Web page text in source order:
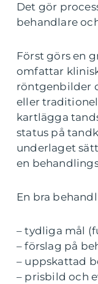
Det gör
behandlare
Först görs en
omfattar
röntgenbilder
eller
kartlägga
status på
underlaget
en
En bra
– tydliga mål
– förslag på
– uppskattad
– prisbild och